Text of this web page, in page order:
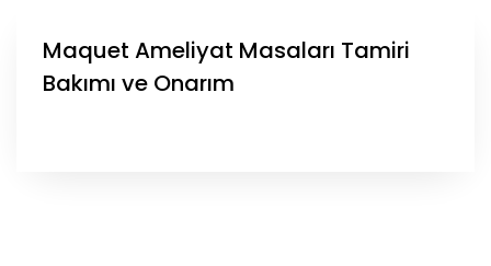
Maquet Ameliyat Masaları Tamiri
Bakımı ve Onarım